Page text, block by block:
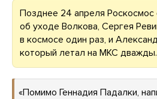
Позднее 24 апреля Роскосмос
об уходе Волкова, Сергея
в космосе один раз, и
который летал на МКС дважды.
«Помимо Геннадия Падалки,